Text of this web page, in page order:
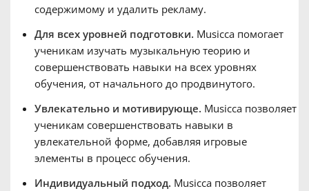
Polski
Português
Русский
Svenska
содержимому и удалить рекламу.
Для всех уровней подготовки. Musicca помогает
ученикам изучать музыкальную теорию и
совершенствовать навыки на всех уровнях
обучения, от начального до продвинутого.
Увлекательно и мотивирующе. Musicca позволяет
ученикам совершенствовать навыки в
увлекательной форме, добавляя игровые
элементы в процесс обучения.
Индивидуальный подход. Musicca позволяет